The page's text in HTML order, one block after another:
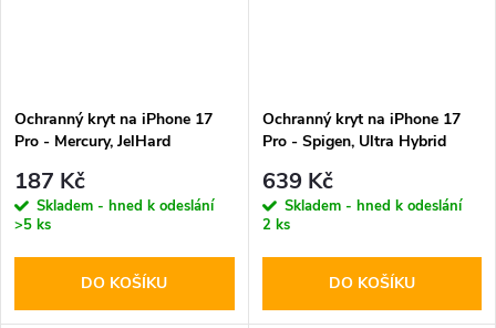
Ochranný kryt na iPhone 17
Pro - Mercury, JelHard
187 Kč
Skladem - hned k odeslání
>5 ks
DO KOŠÍKU
Ochranný kryt na iPhone 17
Pro - Spigen, Ultra Hybrid
639 Kč
Skladem - hned k odeslání
2 ks
DO KOŠÍKU